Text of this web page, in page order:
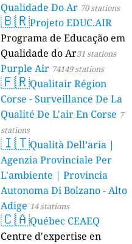
Qualidade Do Ar 70 stations
🇧🇷Projeto EDUC.AIR
Programa de Educação em
Qualidade do Ar31 stations
Purple Air 74149 stations
🇫🇷Qualitair Région
Corse - Surveillance De La
Qualité De L'air En Corse 7
stations
🇮🇹Qualità Dell’aria |
Agenzia Provinciale Per
L'ambiente | Provincia
Autonoma Di Bolzano - Alto
Adige 14 stations
🇨🇦Québec CEAEQ
Centre d'expertise en